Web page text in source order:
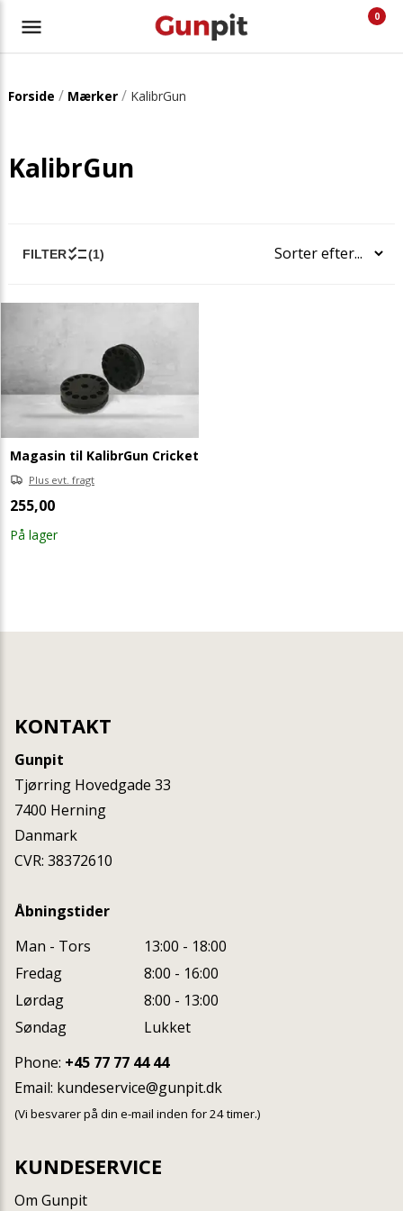
0
Forside / Mærker/ KalibrGun
KalibrGun
FILTER (1)
Magasin til KalibrGun Cricket
Plus evt. fragt
255,00
På lager
KONTAKT
Gunpit
Tjørring Hovedgade 33
7400 Herning
Danmark
CVR: 38372610
Åbningstider
Man - Tors
13:00 - 18:00
Fredag
8:00 - 16:00
Lørdag
8:00 - 13:00
Søndag
Lukket
Phone: +45 77 77 44 44
Email: kundeservice@gunpit.dk
(Vi besvarer på din e-mail inden for 24 timer.)
KUNDESERVICE
Om Gunpit